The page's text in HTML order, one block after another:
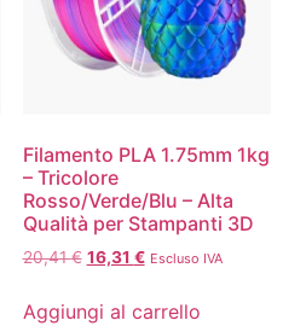
Filamento PLA 1.75mm 1kg
– Tricolore
Rosso/Verde/Blu – Alta
Qualità per Stampanti 3D
20,41€ 16,31 € Escluso IVA
Aggiungi al carrello